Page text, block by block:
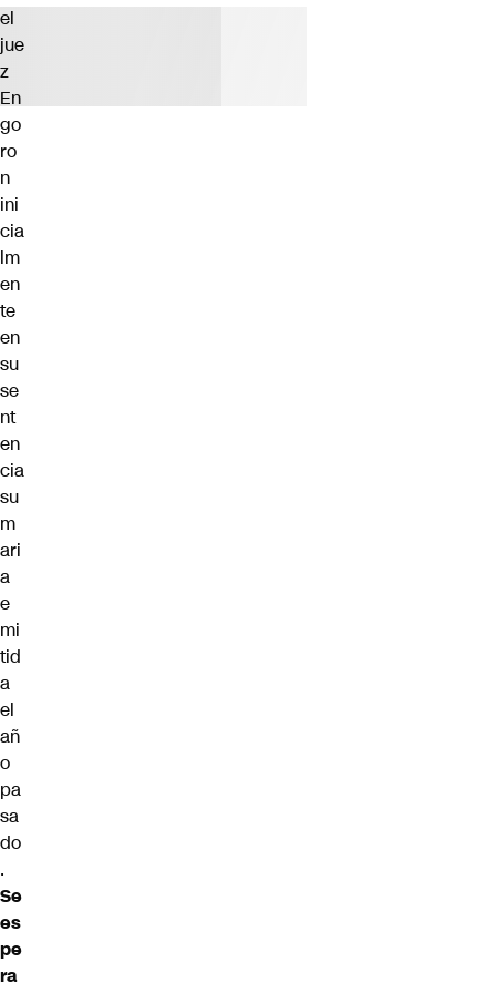
el
jue
z
En
go
ro
n
ini
cia
lm
en
te
en
su
se
nt
en
cia
su
m
ari
a
e
mi
tid
a
el
añ
o
pa
sa
do
.
Se
es
pe
ra